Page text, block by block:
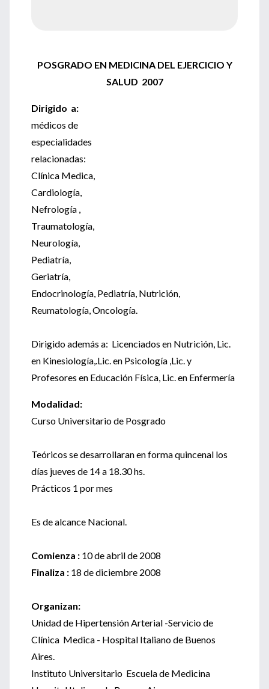
POSGRADO EN MEDICINA DEL EJERCICIO Y
SALUD 2007
Dirigido a:
médicos de
especialidades
relacionadas:
Clínica Medica,
Cardiología,
Nefrología ,
Traumatología,
Neurología,
Pediatría,
Geriatría,
Endocrinología, Pediatría, Nutrición,
Reumatología, Oncología.
Dirigido además a: Licenciados en Nutrición, Lic.
en Kinesiología,.Lic. en Psicología ,Lic. y
Profesores en Educación Física, Lic. en Enfermería
Modalidad:
Curso Universitario de Posgrado
Teóricos se desarrollaran en forma quincenal los
días jueves de 14 a 18.30 hs.
Prácticos 1 por mes
Es de alcance Nacional.
Comienza : 10 de abril de 2008
Finaliza : 18 de diciembre 2008
Organizan:
Unidad de Hipertensión Arterial -Servicio de
Clínica Medica - Hospital Italiano de Buenos
Aires.
Instituto Universitario Escuela de Medicina